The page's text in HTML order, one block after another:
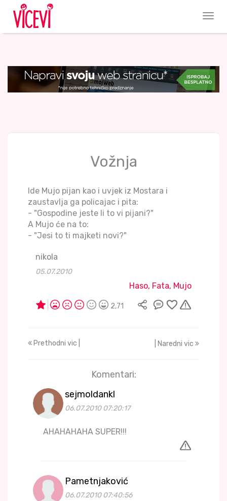
Vožnja
Ide Mujo pijan kao i uvjek iz Mostara i
zaustavlja ga policajac i pita:
- "Gospodine jeste li to vi pijani?"
A Mujo će na to:
- "Jesi to ti majketi novi?"
nikola
05.07.2010
Haso, Fata, Mujo
2,71
Prethodni vic | | Naredni vic
Komentari:
sejmoldankl
06.07.2010 07:20:17
AHAHAHAHA SUPER!!!
Pametnjaković
06.07.2010 07:40:56